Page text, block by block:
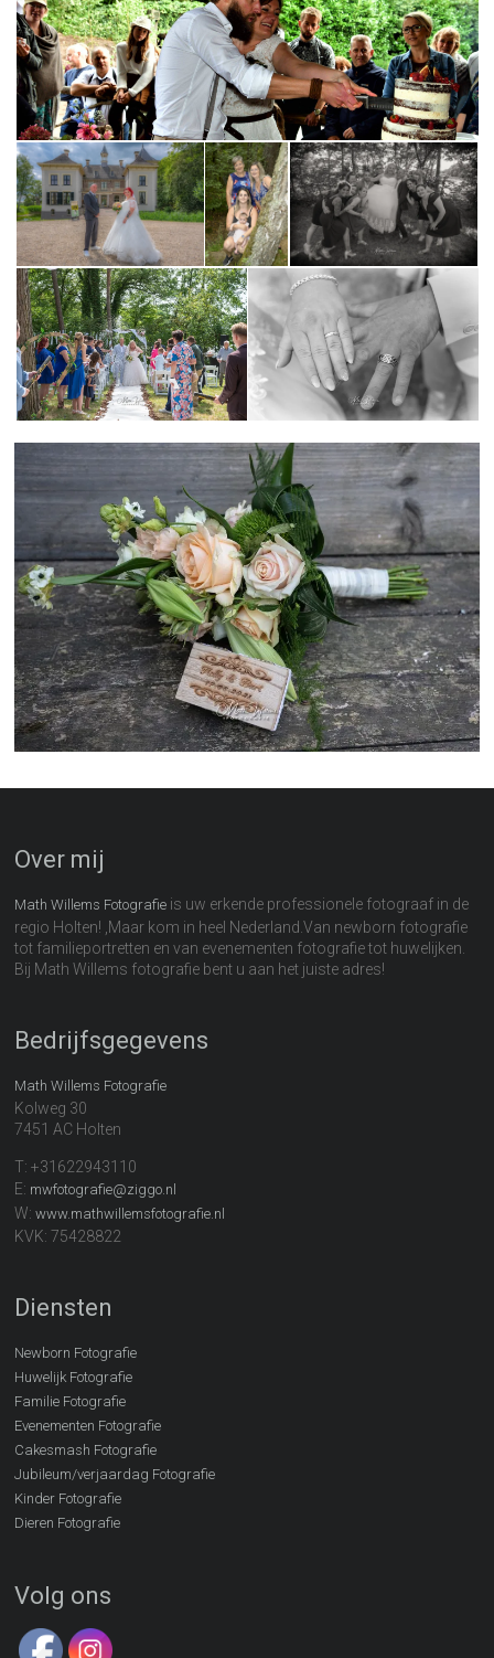
Over mij
Math Willems Fotografie is uw erkende professionele fotograaf in de
regio Holten! ,Maar kom in heel Nederland.Van newborn fotografie
tot familieportretten en van evenementen fotografie tot huwelijken.
Bij Math Willems fotografie bent u aan het juiste adres!
Bedrijfsgegevens
Math Willems Fotografie
Kolweg 30
7451 AC Holten
T: +31622943110
E: mwfotografie@ziggo.nl
W:www.mathwillemsfotografie.nl
KVK: 75428822
Diensten
Newborn Fotografie
Huwelijk Fotografie
Familie Fotografie
Evenementen Fotografie
Cakesmash Fotografie
Jubileum/verjaardag Fotografie
Kinder Fotografie
Dieren Fotografie
Volg ons